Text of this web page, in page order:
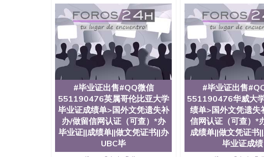
University）圣何塞州立大学成绩单（San Jose State
University）圣何塞州立大学成绩单（San Jose State
State University）圣何塞州立大学（San Jose State
University）圣何塞州立大学（ San Jose State University
圣何塞州立大学文凭（San Jose State University）圣何塞
圣何塞州立大学文凭（San Jose State University）圣何塞
塞州立大学学历（San Jose State University）圣何塞州立
大学学历（San Jose State University）圣何塞州立大学（
（San Jose State University）圣何塞州立大学（San Jose
State University）圣何塞州立大学学位证（San Jose
State University）圣何塞州立大学学位证（San Jose
University）圣何塞州立大学（San Jose State University
何塞州立大学（San Jose State University）圣何塞州立大
立大学学位证（San Jose State University）圣何塞州立大
立大学结业证（San Jose State University）圣何塞州立大
立大学学位证（San Jose State University）圣何塞州立大
#毕业证出售#QQ微信
551190476英属哥伦比亚大学
毕业证成绩单>国外文凭遗失补
办/做留信网认证（可查）*办
毕业证||成绩单||做文凭证书||办
UBC毕
#毕业证出售
551190476华威大
绩单>国外文凭遗失
信网认证（可查）*
成绩单||做文凭证书
毕业证成绩